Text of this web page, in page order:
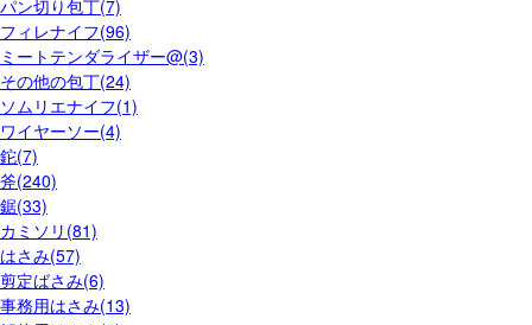
パン切り包丁(7)
フィレナイフ(96)
ミートテンダライザー@(3)
その他の包丁(24)
ソムリエナイフ(1)
ワイヤーソー(4)
鉈(7)
斧(240)
鋸(33)
カミソリ(81)
はさみ(57)
剪定ばさみ(6)
事務用はさみ(13)